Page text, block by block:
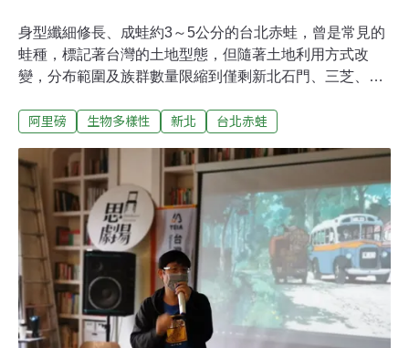
身型纖細修長、成蛙約3～5公分的台北赤蛙，曾是常見的
蛙種，標記著台灣的土地型態，但隨著土地利用方式改
變，分布範圍及族群數量限縮到僅剩新北石門、三芝、桃
蛙類召喚回來、恢復族群？本（10）月初，農業部林業及
環資）與阿里磅生態休閒農場簽署「阿里磅生態休閒農場
營造野生動物友善棲地」合作意向書。簽署現場，台北市
立動物園野放500隻台北赤蛙，期望牠們在此自力更生、
建立族群。公私協力 保育台北赤蛙棲地阿里磅生態休閒農
場因低度開發的經營策略，曾為新北市台北赤蛙族群密度
最高的地點，深具保育價值。合作意向書旨在為珍稀野生
動物保留一艘方舟，共同守護原生物種棲地。林保署宜蘭
分署長蕭崇仁肯定阿里磅農場的經營策略，得以保留這塊
珍貴的野生物棲地；也感謝自然環資團隊在此地紮根、經
阿里磅 生物多樣性 新北 台北赤蛙